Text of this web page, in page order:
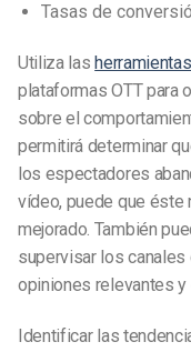
Tasas de
Utiliza las
plataformas OTT para
sobre el
permitirá determinar
los espectadores
vídeo, puede que éste
mejorado. También
supervisar los
opiniones relevantes
Identificar las